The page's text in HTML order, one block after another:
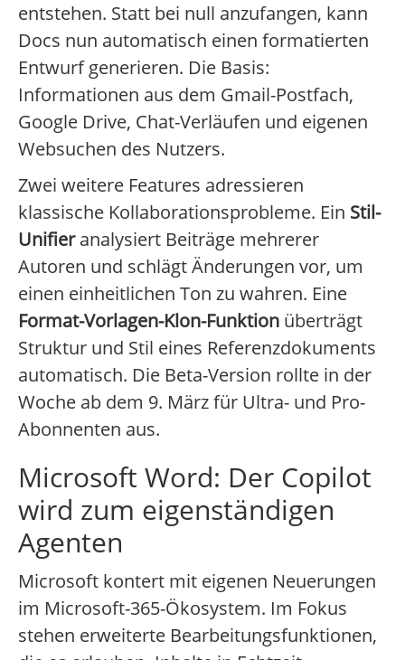
entstehen. Statt bei null anzufangen, kann
Docs nun automatisch einen formatierten
Entwurf generieren. Die Basis:
Informationen aus dem Gmail-Postfach,
Google Drive, Chat-Verläufen und eigenen
Websuchen des Nutzers.
Zwei weitere Features adressieren
klassische Kollaborationsprobleme. Ein Stil-
Unifieranalysiert Beiträge mehrerer
Autoren und schlägt Änderungen vor, um
einen einheitlichen Ton zu wahren. Eine
Format-Vorlagen-Klon-Funktion überträgt
Struktur und Stil eines Referenzdokuments
automatisch. Die Beta-Version rollte in der
Woche ab dem 9. März für Ultra- und Pro-
Abonnenten aus.
Microsoft Word: Der Copilot
wird zum eigenständigen
Agenten
Microsoft kontert mit eigenen Neuerungen
im Microsoft-365-Ökosystem. Im Fokus
stehen erweiterte Bearbeitungsfunktionen,